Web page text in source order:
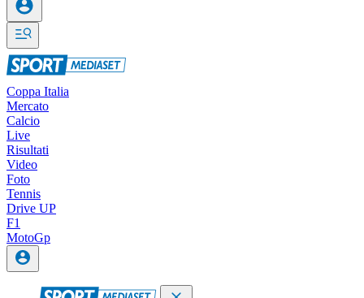
Coppa Italia
Mercato
Calcio
Live
Risultati
Video
Foto
Tennis
Drive UP
F1
MotoGp